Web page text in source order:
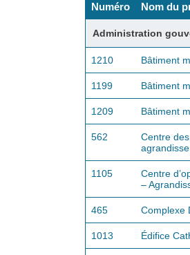
Numéro Nom du
Administration
1210 Bâtiment
1199 Bâtiment
1209 Bâtiment
562
Centre
1105
Centre
–
465 Complexe
1013 Édifice